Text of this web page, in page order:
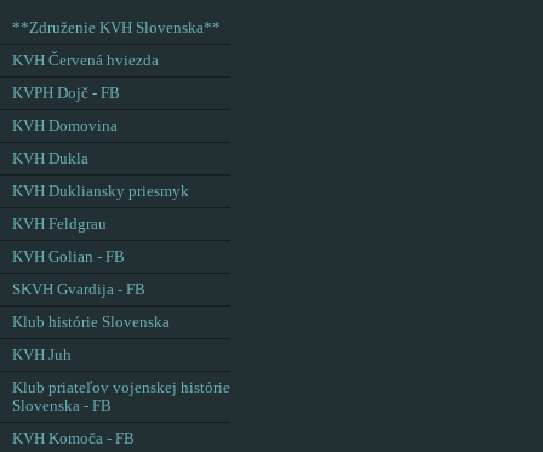
**Združenie KVH Slovenska**
KVH Červená hviezda
KVPH Dojč - FB
KVH Domovina
KVH Dukla
KVH Dukliansky priesmyk
KVH Feldgrau
KVH Golian - FB
SKVH Gvardija - FB
Klub histórie Slovenska
KVH Juh
Klub priateľov vojenskej histórie
Slovenska - FB
KVH Komoča - FB